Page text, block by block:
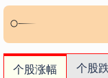
个股涨幅 个股